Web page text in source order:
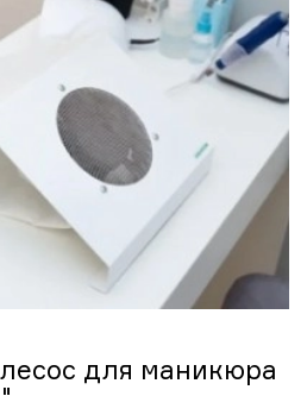
для маникюра